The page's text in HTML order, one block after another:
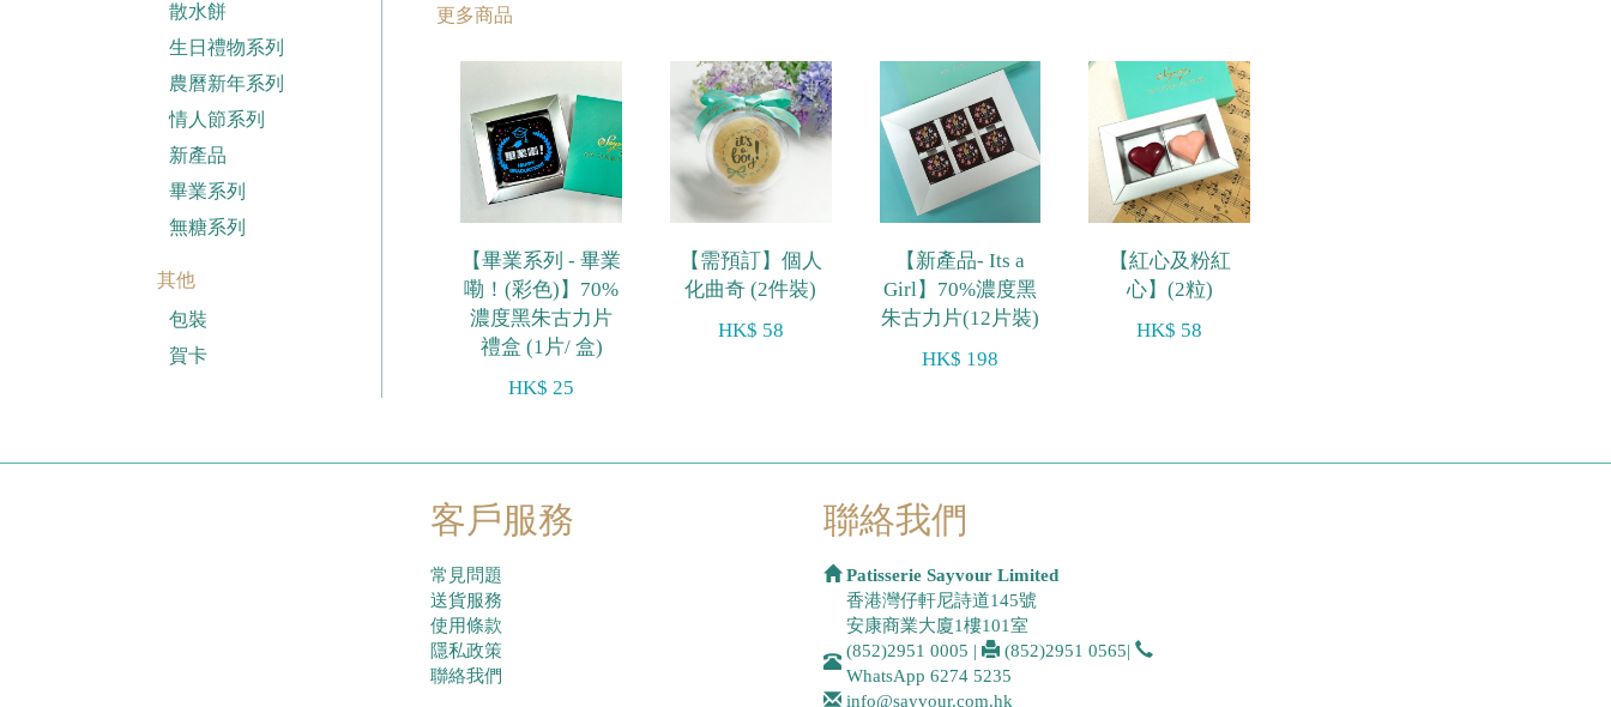
散水餅
生日禮物系列
農曆新年系列
情人節系列
新產品
畢業系列
無糖系列
其他
包裝
賀卡
更多商品
【畢業系列 - 畢業
嘞！(彩色)】70%
濃度黑朱古力片
禮盒 (1片/ 盒)
HK$ 25
【需預訂】個人
化曲奇 (2件裝)
HK$ 58
【新產品- Its a
Girl】70%濃度黑
朱古力片(12片裝)
HK$ 198
【紅心及粉紅
心】(2粒)
HK$ 58
客戶服務
常見問題
送貨服務
使用條款
隱私政策
聯絡我們
聯絡我們
Patisserie Sayvour Limited
香港灣仔軒尼詩道145號
安康商業大廈1樓101室
(852)2951 0005 | (852)2951 0565|
WhatsApp 6274 5235
info@sayvour.com.hk